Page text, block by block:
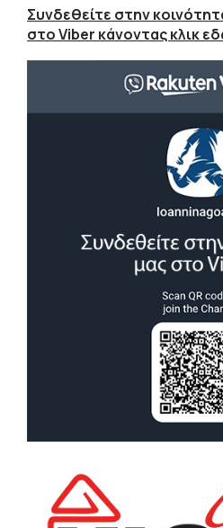
Συνδεθείτε στην
στο Viber κάνοντας κλικ